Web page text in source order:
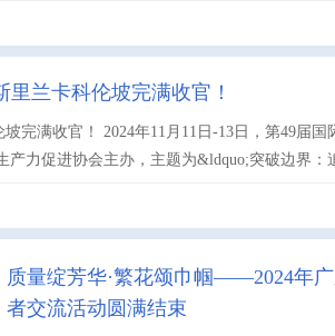
兰卡科伦坡完满收官！
完满收官！ 2024年11月11日-13日，第49届
力促进协会主办，主题为&ldquo;突破边界：
质量绽芳华·繁花颂巾帼——2024年
者交流活动圆满结束